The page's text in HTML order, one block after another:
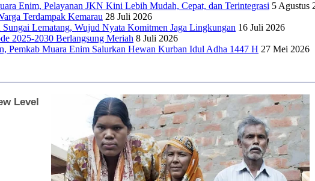
Enim, Pelayanan JKN Kini Lebih Mudah, Cepat, dan Terintegrasi 5 Agustus
Terdampak Kemarau 28 Juli 2026
Lematang, Wujud Nyata Komitmen Jaga Lingkungan 16 Juli 2026
2025-2030 Berlangsung Meriah 8 Juli 2026
Pemkab Muara Enim Salurkan Hewan Kurban Idul Adha 1447 H 27 Mei 2026